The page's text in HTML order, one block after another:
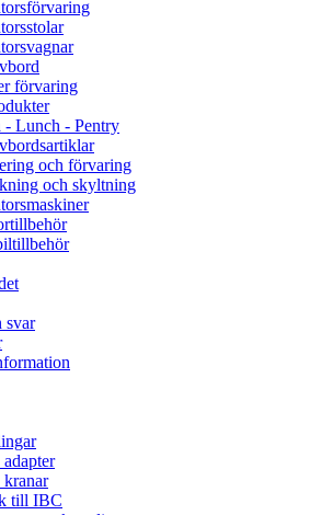
förvaring
- Lunch - Pentry
och förvaring
och skyltning
svar
till IBC